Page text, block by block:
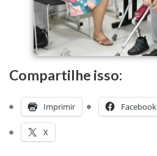
Compartilhe isso:
Imprimir Facebook
X